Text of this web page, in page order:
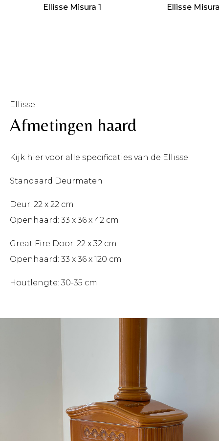
Ellisse Misura 1 Ellisse
Ellisse
Afmetingen haard
Kijk hier voor alle specificaties van de Ellisse
Standaard Deurmaten
Deur: 22 x 22 cm
Openhaard: 33 x 36 x 42 cm
Great Fire Door: 22 x 32 cm
Openhaard: 33 x 36 x 120 cm
Houtlengte: 30-35 cm